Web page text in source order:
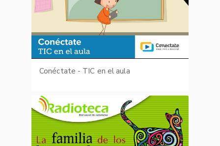
Conéctate - TIC en el aula